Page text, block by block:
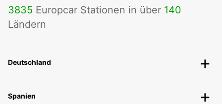
3835 Europcar Stationen in über 140
Ländern
Deutschland
Spanien